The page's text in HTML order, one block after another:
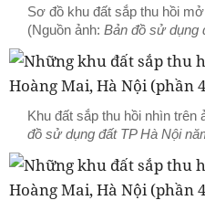
Sơ đồ khu đất sắp thu hồi
(Nguồn ảnh: Bản đồ sử dụng
Khu đất sắp thu hồi nhìn trên
đồ sử dụng đất TP Hà Nội